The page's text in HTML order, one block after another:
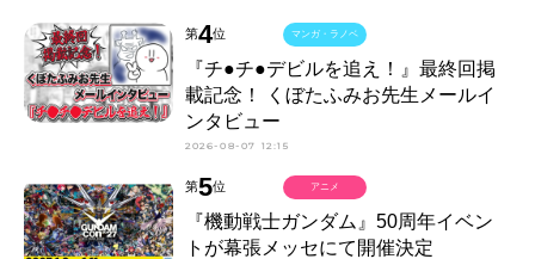
第4位
『チ●チ●デビルを追え！』最終回掲
載記念！ くぼたふみお先生メールイ
ンタビュー
2026-08-07 12:15
マンガ・ラノベ
第5位
『機動戦士ガンダム』50周年イベン
トが幕張メッセにて開催決定
アニメ